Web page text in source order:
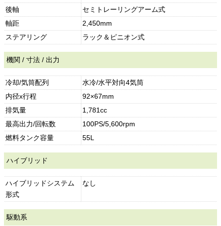
後軸
セミトレーリングアーム式
軸距
2,450mm
ステアリング
ラック＆ピニオン式
機関 / 寸法 / 出力
冷却/気筒配列
水冷/水平対向4気筒
内径x行程
92×67mm
排気量
1,781cc
最高出力/回転数
100PS/5,600rpm
燃料タンク容量
55L
ハイブリッド
ハイブリッドシステム
形式
なし
駆動系